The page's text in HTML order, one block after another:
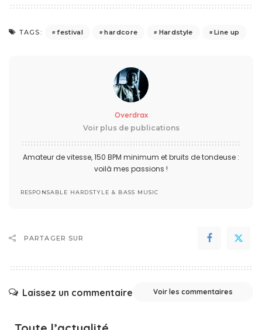
TAGS: festival hardcore Hardstyle Line up
Overdrax
Voir plus de publications
Amateur de vitesse, 150 BPM minimum et bruits de tondeuse :
voilà mes passions !
RESPONSABLE HARDSTYLE & BASS MUSIC
PARTAGER SUR
Laissez un commentaire Voir les commentaires